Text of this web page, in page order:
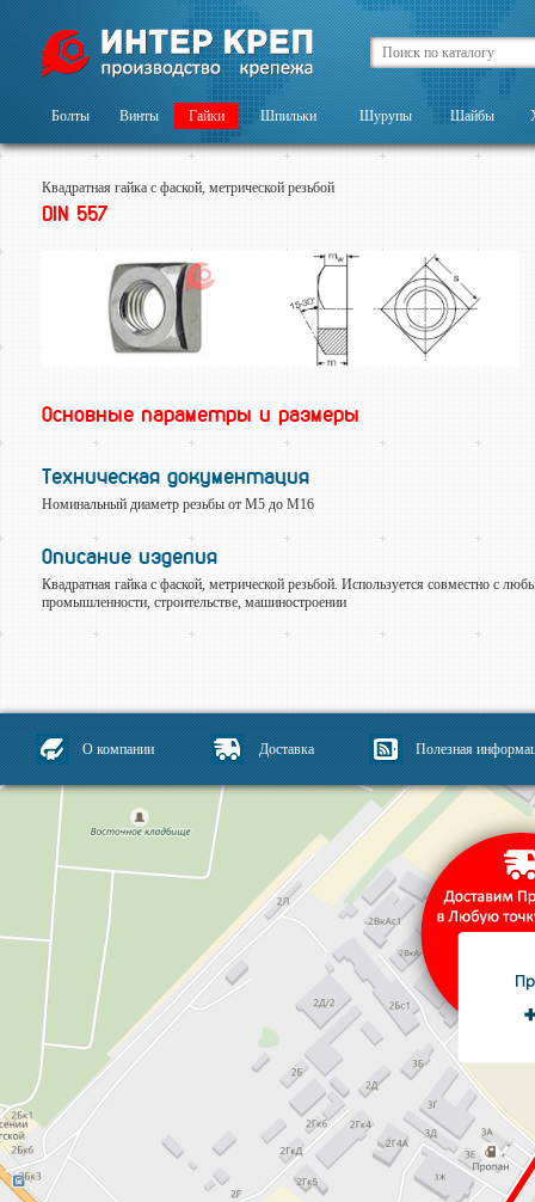
Болты Винты Гайки Шпильки Шурупы Шайбы
Квадратная гайка с фаской, метрической резьбой
DIN 557
Основные параметры и размеры
Техническая документация
Номинальный диаметр резьбы от М5 до М16
Описание изделия
Квадратная гайка с фаской, метрической резьбой. Используется совместно с
промышленности, строительстве, машиностроении
О компании Доставка Полезная